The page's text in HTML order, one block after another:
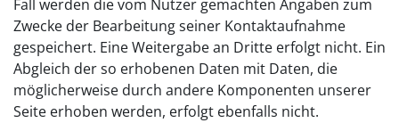
Fall werden die vom Nutzer gemachten Angaben zum
Zwecke der Bearbeitung seiner Kontaktaufnahme
gespeichert. Eine Weitergabe an Dritte erfolgt nicht. Ein
Abgleich der so erhobenen Daten mit Daten, die
möglicherweise durch andere Komponenten unserer
Seite erhoben werden, erfolgt ebenfalls nicht.